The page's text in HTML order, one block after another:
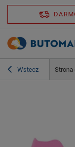
Wstecz Strona